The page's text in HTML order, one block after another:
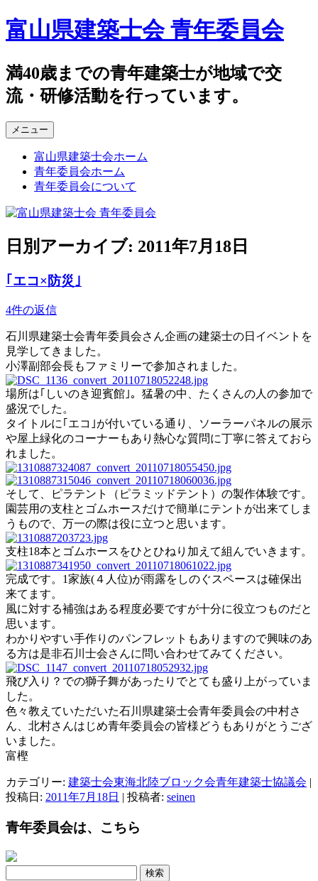
コ
ン
ン
ツ
へ
キ
ッ
富山県建築士会 青年委員会
満40歳までの青年建築士が地域で交
流・研修活動を行っています。
メニュー
富山県建築士会ホーム
青年委員会ホーム
青年委員会について
日別アーカイブ: 2011年7月18日
｢エコ×防災｣
4件の返信
石川県建築士会青年委員会さん企画の建築士の日イベントを
見学してきました。
小澤副部会長もファミリーで参加されました。
場所は｢しいのき迎賓館｣。猛暑の中、たくさんの人の参加で
盛況でした。
タイトルに｢エコ｣が付いている通り、ソーラーパネルの展示
や屋上緑化のコーナーもあり熱心な質問に丁寧に答えておら
れました。
そして、ピラテント（ピラミッドテント）の製作体験です。
園芸用の支柱とゴムホースだけで簡単にテントが出来てしま
うもので、万一の際は役に立つと思います。
支柱18本とゴムホースをひとひねり加えて組んでいきます。
完成です。1家族(４人位)が雨露をしのぐスペースは確保出
来てます。
風に対する補強はある程度必要ですが十分に役立つものだと
思います。
わかりやすい手作りのパンフレットもありますので興味のあ
る方は是非石川士会さんに問い合わせてみてください。
飛び入り？での獅子舞があったりでとても盛り上がっていま
した。
色々教えていただいた石川県建築士会青年委員会の中村さ
ん、北村さんはじめ青年委員会の皆様どうもありがとうござ
いました。
富樫
カテゴリー: 建築士会東海北陸ブロック会青年建築士協議会 |
投稿日: 2011年7月18日 | 投稿者: seinen
青年委員会は、こちら